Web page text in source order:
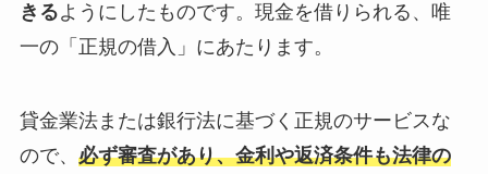
きるようにしたものです。現金を借りられる、唯
一の「正規の借入」にあたります。
貸金業法または銀行法に基づく正規のサービスな
ので、 必ず審査があり、金利や返済条件も法律の